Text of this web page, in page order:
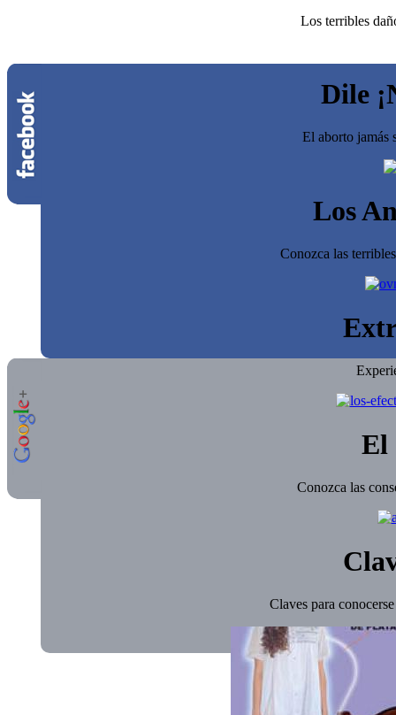
Los terribles
Dile
El aborto jamás
Los
Conozca las
El
Conozca las
Claves para